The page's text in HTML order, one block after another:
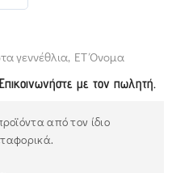
γεννέθλια, ΕΤ Όνομα
με τον πωλητή.
από τον ίδιο